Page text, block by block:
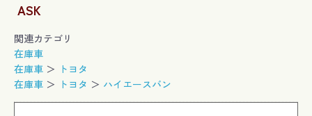
ASK
関連カテゴリ
在庫車
在庫車 ＞ トヨタ
在庫車 ＞ トヨタ ＞ ハイエースバン